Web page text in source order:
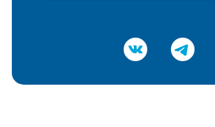
Подтвердить e-mail